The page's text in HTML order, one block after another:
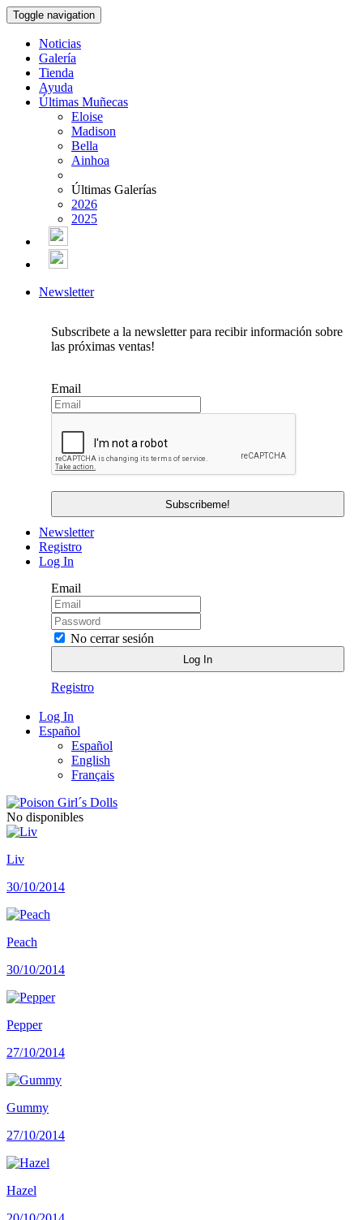
Toggle navigation
Noticias
Galería
Tienda
Ayuda
Últimas Muñecas
Eloise
Madison
Bella
Ainhoa
Últimas Galerías
2026
2025
Newsletter
Subscribete a la newsletter para recibir información sobre
las próximas ventas!
Email
Newsletter
Registro
Log In
Email
No cerrar sesión
Registro
Log In
Español
Español
English
Français
No disponibles
Liv
30/10/2014
Peach
30/10/2014
Pepper
27/10/2014
Gummy
27/10/2014
Hazel